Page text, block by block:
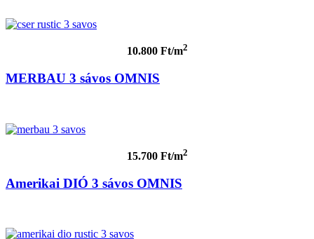
10.800 Ft/m2
MERBAU 3 sávos OMNIS
15.700 Ft/m2
Amerikai DIÓ 3 sávos OMNIS